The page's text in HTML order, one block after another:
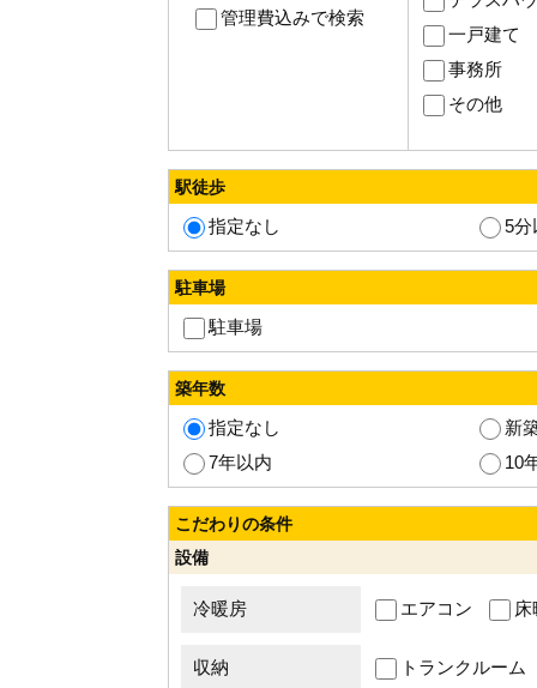
管理費込みで検索
一戸建て
事務所
その他
駅徒歩
指定なし 5分
駐車場
駐車場
築年数
指定なし
新
7年以内
10
こだわりの条件
設備
冷暖房 エアコン
収納 トランクルーム